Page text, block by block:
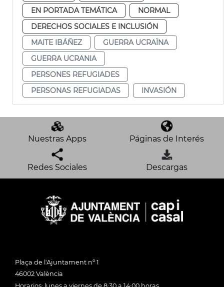
EN PORTADA TEMÁTICA
NORMAL
DERECHOS SOCIALES E INCLUSIÓN
MAITE IBÁÑEZ
GUERRA UCRAÏNA
GUERRA UCRANIA
PERSONES REFUGIADES
PERSONAS REFUGIADAS
INVASIÓN
Nuestras Apps Páginas de Interés
Redes Sociales Descargas
Plaça de l'Ajuntament nº 1
46002 València